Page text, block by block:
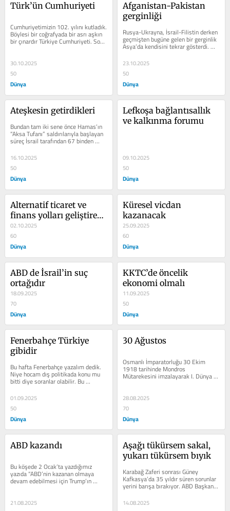
Türk’ün Cumhuriyeti
Cumhuriyetimizin 102. yılını kutladık.
Böyle­si bir coğrafyada bir asrı aşkın
bir çınardır Türkiye Cumhuriyeti. Son
102 yılı baz...
30.10.2025
50
Dünya
Afganistan-Pakistan
gerginliği
Rusya-Ukrayna, İsrail-Filistin derken
geç­mişten bugüne gelen bir gerginlik
Asya’da kendisini tekrar gösterdi.
Afganistan-Pakistan arasında...
23.10.2025
50
Dünya
Ateşkesin getirdikleri
Bundan tam iki sene önce Ha­mas’ın
“Aksa Tu­fanı” saldırılarıyla başlayan
süreç İsrail tarafından 67 binden
fazla insanın...
16.10.2025
50
Dünya
Lefkoşa bağlantısallık
ve kalkınma forumu
09.10.2025
50
Dünya
Alternatif ticaret ve
finans yolları geliştiren
Rusya, yaptırımlara
rağmen ekonomik
olarak ayakta...
02.10.2025
60
Dünya
Küresel vicdan
kazanacak
25.09.2025
60
Dünya
ABD de İsrail’in suç
ortağıdır
18.09.2025
70
Dünya
KKTC’de öncelik
ekonomi olmalı
11.09.2025
50
Dünya
Fenerbahçe Türkiye
gibidir
Bu hafta Fenerbahçe yazalım dedik.
Niye hocam dış politikada konu mu
bitti diye soranlar olabilir. Bu
coğrafyada konu bitmez. Büyük usta
Neşet...
01.09.2025
50
Dünya
30 Ağustos
Osmanlı İmparatorluğu 30 Ekim
1918 ta­rihinde Mondros
Mütarekesini imzala­yarak I. Dünya
Savaşında yenildiğini kabul etti. Bu
28.08.2025
70
Dünya
ABD kazandı
Bu köşede 2 Ocak’ta yazdığımız
yazıda “ABD’nin kazanan olmaya
devam edebil­mesi için Trump’ın
bulacağı çözüm Avrupalıla­rı...
21.08.2025
Aşağı tükürsem sakal,
yukarı tükürsem bıyık
Karabağ Zaferi son­rası Güney
Kafkas­ya’da 35 yıldır süren so­runlar
yerini barışa bı­rakıyor. ABD Başkanı
Trump’ın...
14.08.2025